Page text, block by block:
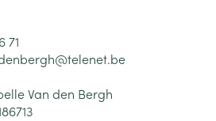
71
telenet.be
Van den Bergh